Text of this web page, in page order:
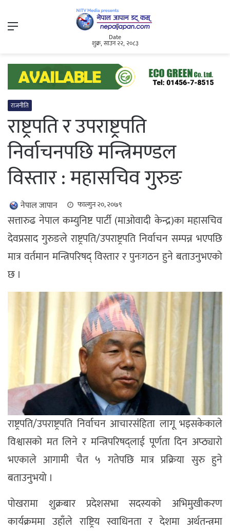
Menu
Date
शुक्र, साउन २२, २०८३
राजनीति
राष्ट्रपति र उपराष्ट्रपति
निर्वाचनपछि मन्त्रिमण्डल
विस्तार : महासचिव गुरुङ
नेपाल जापान फाल्गुन २०, २०७९
सत्तारुढ नेपाल कम्युनिष्ट पार्टी (माओवादी केन्द्र)का महासचिव
देवप्रसाद गुरुङले राष्ट्रपति/उपराष्ट्रपति निर्वाचन सम्पन्न भएपछि
मात्र वर्तमान मन्त्रिपरिषद् विस्तार र पुनःगठन हुने बताउनुभएको
छ ।
राष्ट्रपति/उपराष्ट्रपति निर्वाचन आचारसंहिता लागू भइसकेकाले
विश्वासको मत लिने र मन्त्रिपरिषद्लाई पूर्णता दिन अप्ठ्यारो
भएकाले आगामी चैत ५ गतेपछि मात्र प्रक्रिया सुरु हुने
बताउनुभयो ।
पोखरामा शुक्रबार प्रदेशसभा सदस्यको अभिमुखीकरण
कार्यक्रममा उहाँले राष्ट्रिय स्वाधिनता र देशमा अर्थतन्त्रमा